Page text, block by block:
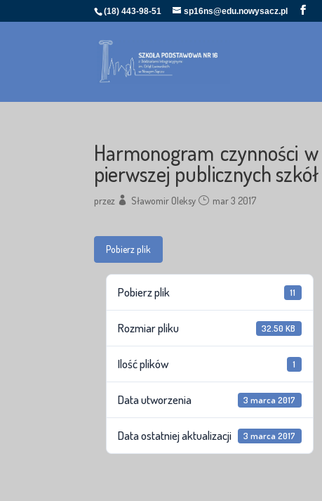
(18) 443-98-51 sp16ns@edu.nowysacz.pl
Harmonogram czynności
pierwszej publicznych
przez Sławomir Oleksy mar 3 2017
Pobierz plik
Pobierz plik 11
Rozmiar pliku 32.50 KB
Ilość plików 1
Data utworzenia 3 marca 2017
Data ostatniej aktualizacji 3 marca 2017